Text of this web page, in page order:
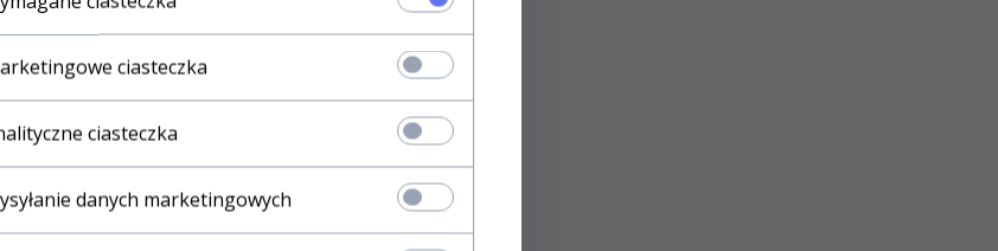
L coupe
PLN*
ciasteczka
ciasteczka
danych marketingowych